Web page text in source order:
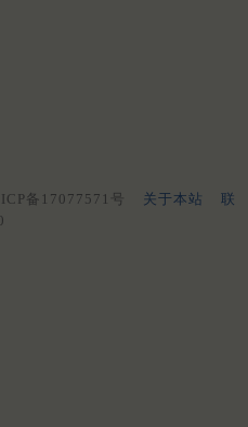
ICP备17077571号 关于本站
联